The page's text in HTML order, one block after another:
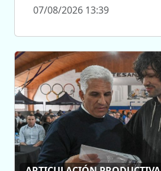
07/08/2026 13:39